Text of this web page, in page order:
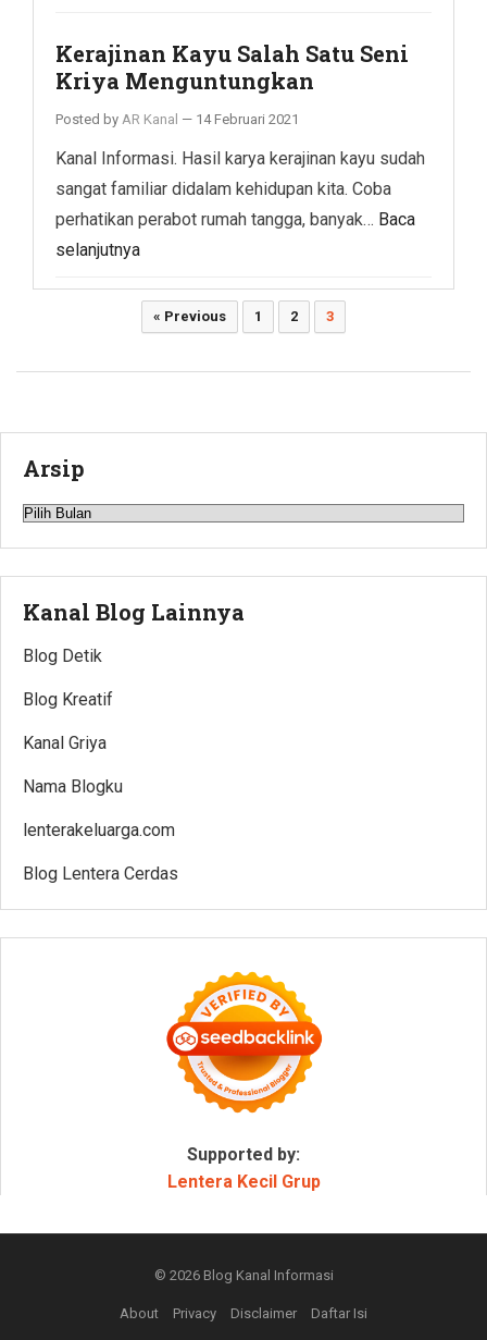
Kerajinan Kayu Salah Satu Seni
Kriya Menguntungkan
Posted by AR Kanal — 14 Februari 2021
Kanal Informasi. Hasil karya kerajinan kayu sudah
sangat familiar didalam kehidupan kita. Coba
perhatikan perabot rumah tangga, banyak… Baca
selanjutnya
« Previous 1 2 3
Arsip
Arsip
Kanal Blog Lainnya
Blog Detik
Blog Kreatif
Kanal Griya
Nama Blogku
lenterakeluarga.com
Blog Lentera Cerdas
Supported by:
Lentera Kecil Grup
© 2026 Blog Kanal Informasi
About Privacy Disclaimer Daftar Isi